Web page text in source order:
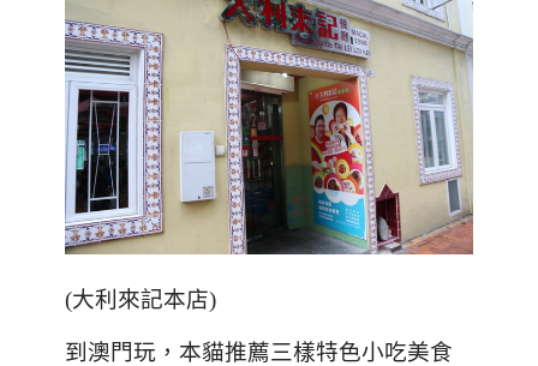
(大利來記本店)
到澳門玩，本貓推薦三樣特色小吃美食